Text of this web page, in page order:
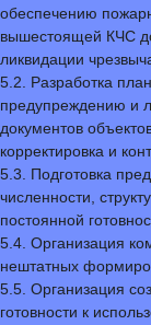
обеспечению
вышестоящей КЧС
ликвидации
5.2. Разработка
предупреждению и
документов
корректировка и
5.3. Подготовка
численности,
постоянной
5.4. Организация
нештатных
5.5. Организация
готовности к